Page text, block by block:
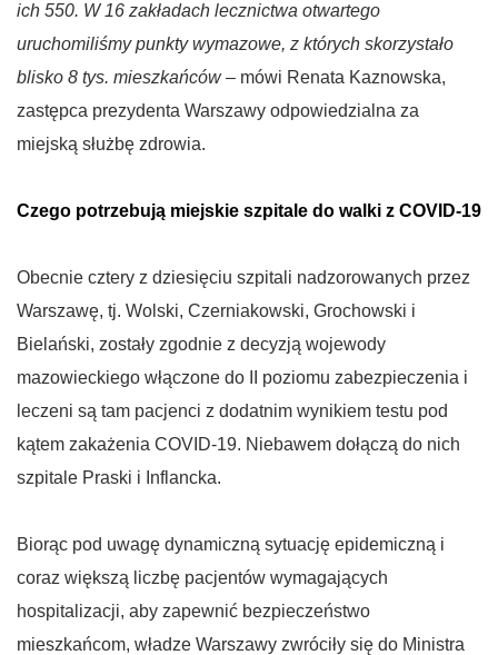
ich 550. W 16 zakładach lecznictwa otwartego
uruchomiliśmy punkty wymazowe, z których skorzystało
blisko 8 tys. mieszkańców – mówi Renata Kaznowska,
zastępca prezydenta Warszawy odpowiedzialna za
miejską służbę zdrowia.
Czego potrzebują miejskie szpitale do walki z COVID-19
Obecnie cztery z dziesięciu szpitali nadzorowanych przez
Warszawę, tj. Wolski, Czerniakowski, Grochowski i
Bielański, zostały zgodnie z decyzją wojewody
mazowieckiego włączone do II poziomu zabezpieczenia i
leczeni są tam pacjenci z dodatnim wynikiem testu pod
kątem zakażenia COVID-19. Niebawem dołączą do nich
szpitale Praski i Inflancka.
Biorąc pod uwagę dynamiczną sytuację epidemiczną i
coraz większą liczbę pacjentów wymagających
hospitalizacji, aby zapewnić bezpieczeństwo
mieszkańcom, władze Warszawy zwróciły się do Ministra